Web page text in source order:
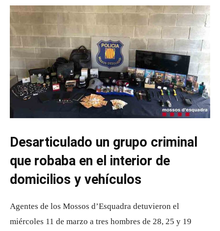
Desarticulado un grupo criminal
que robaba en el interior de
domicilios y vehículos
Agentes de los Mossos d’Esquadra detuvieron el
miércoles 11 de marzo a tres hombres de 28, 25 y 19